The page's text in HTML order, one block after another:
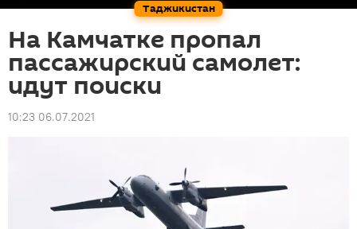
Таджикистан
На Камчатке пропал
пассажирский самолет:
идут поиски
10:23 06.07.2021